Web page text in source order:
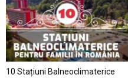
10 Stațiuni Balneoclimaterice